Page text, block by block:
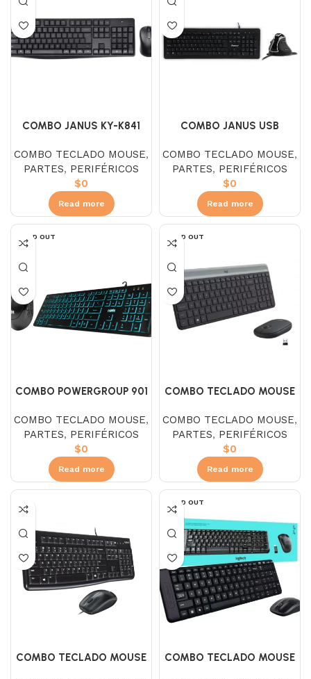
COMBO JANUS KY-K841
COMBO TECLADO MOUSE,
PARTES, PERIFÉRICOS
$0
Read more
COMBO JANUS USB
ERGONOMIC
COMBO TECLADO MOUSE,
PARTES, PERIFÉRICOS
$0
Read more
SOLD OUT
COMBO POWERGROUP 901
COMBO TECLADO MOUSE,
PARTES, PERIFÉRICOS
$0
Read more
SOLD OUT
COMBO TECLADO MOUSE
MK470 SLIM
COMBO TECLADO MOUSE,
PARTES, PERIFÉRICOS
$0
Read more
COMBO TECLADO MOUSE
SOLD OUT
COMBO TECLADO MOUSE